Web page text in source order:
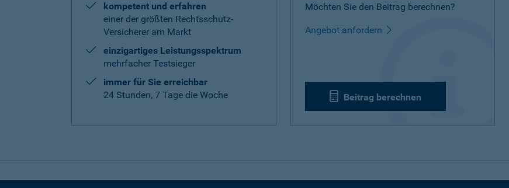
kompetent und erfahren
einer der größten Rechtsschutz-
Versicherer am Markt
einzigartiges Leistungsspektrum
mehrfacher Testsieger
immer für Sie erreichbar
24 Stunden, 7 Tage die Woche
Möchten Sie den Beitrag berechnen?
Angebot anfordern
Beitrag berechnen